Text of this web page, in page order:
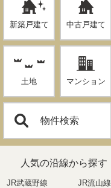
新築戸建て 中古戸建て
土地 マンション
物件検索
人気の沿線から探す
JR武蔵野線
JR流山線